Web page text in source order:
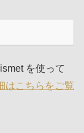
を使って
はこちらをご覧